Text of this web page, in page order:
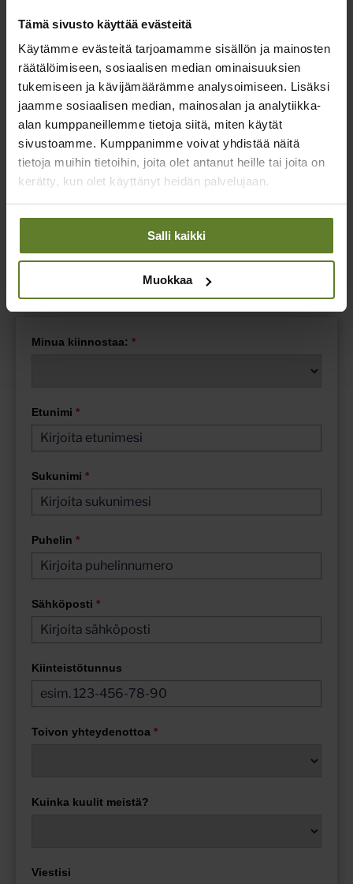
Tämä sivusto käyttää evästeitä
Käytämme evästeitä tarjoamamme sisällön ja mainosten
räätälöimiseen, sosiaalisen median ominaisuuksien
tukemiseen ja kävijämäärämme analysoimiseen. Lisäksi
jaamme sosiaalisen median, mainosalan ja analytiikka-
alan kumppaneillemme tietoja siitä, miten käytät
sivustoamme. Kumppanimme voivat yhdistää näitä
tietoja muihin tietoihin, joita olet antanut heille tai joita on
kerätty, kun olet käyttänyt heidän palvelujaan.
Salli kaikki
Muokkaa
Joni Tervo
Myynti ja asiakkuudet
joni.tervo@sijoitusmetsat.fi
Jätä yhteydenottopyyntö
Jätä viesti oheisella palautelomakkeella, niin olemme sinuun
yhteydessä mahdollisimman pian.
Minua kiinnostaa: *
Etunimi *
Sukunimi *
Puhelin *
Sähköposti *
Kiinteistötunnus
Toivon yhteydenottoa *
Kuinka kuulit meistä?
Viestisi